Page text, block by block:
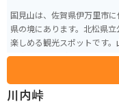
国見山は、佐賀県伊万里市
県の境にあります。北松県
楽しめる観光スポットです
を楽しむことができます。
景が広がります。また、登
しめるコースが用意されて
む人々にも人気があります。 春には桜やツツジが咲き誇り、秋には紅葉が美
川内峠